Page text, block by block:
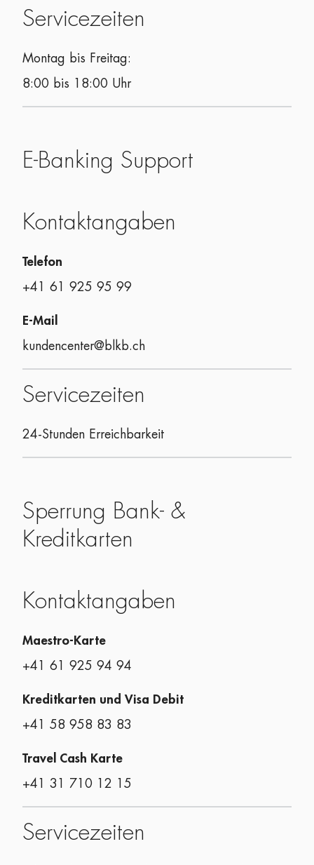
Servicezeiten
Montag bis Freitag:
8:00 bis 18:00 Uhr
E-Banking Support
Kontaktangaben
Telefon
+41 61 925 95 99
E-Mail
kundencenter@blkb.ch
Servicezeiten
24-Stunden Erreichbarkeit
Sperrung Bank- &
Kreditkarten
Kontaktangaben
Maestro-Karte
+41 61 925 94 94
Kreditkarten und Visa Debit
+41 58 958 83 83
Travel Cash Karte
+41 31 710 12 15
Servicezeiten